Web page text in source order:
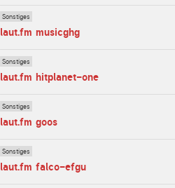
Sonstiges
laut.fm musicghg
Sonstiges
laut.fm hitplanet-one
Sonstiges
laut.fm goos
Sonstiges
laut.fm falco-efgu